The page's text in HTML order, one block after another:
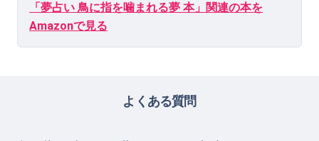
「夢占い 鳥に指を噛まれる夢 本」関連の本を
Amazonで見る
よくある質問